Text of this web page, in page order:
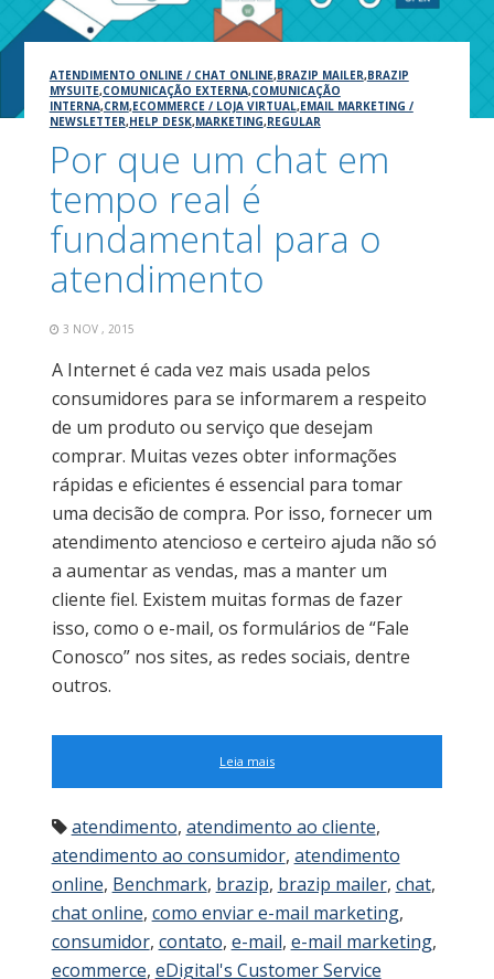
ATENDIMENTO ONLINE / CHAT ONLINE,BRAZIP MAILER,BRAZIP
MYSUITE,COMUNICAÇÃO EXTERNA,COMUNICAÇÃO
INTERNA,CRM,ECOMMERCE / LOJA VIRTUAL,EMAIL MARKETING /
NEWSLETTER,HELP DESK,MARKETING,REGULAR
Por que um chat em
tempo real é
fundamental para o
atendimento
3 NOV , 2015
A Internet é cada vez mais usada pelos
consumidores para se informarem a respeito
de um produto ou serviço que desejam
comprar. Muitas vezes obter informações
rápidas e eficientes é essencial para tomar
uma decisão de compra. Por isso, fornecer um
atendimento atencioso e certeiro ajuda não só
a aumentar as vendas, mas a manter um
cliente fiel. Existem muitas formas de fazer
isso, como o e-mail, os formulários de “Fale
Conosco” nos sites, as redes sociais, dentre
outros.
Leia mais
atendimento, atendimento ao cliente,
atendimento ao consumidor, atendimento
online, Benchmark, brazip, brazip mailer, chat,
chat online, como enviar e-mail marketing,
consumidor, contato, e-mail, e-mail marketing,
ecommerce, eDigital's Customer Service